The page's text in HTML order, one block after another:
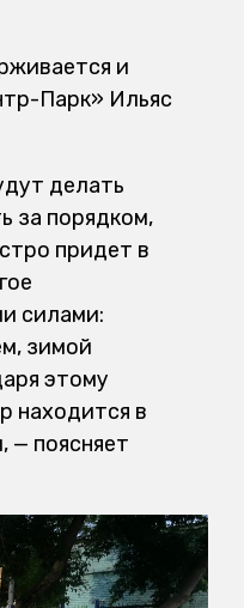
и
Парк» Ильяс
делать
за порядком,
придет в
силами:
зимой
этому
находится в
— поясняет